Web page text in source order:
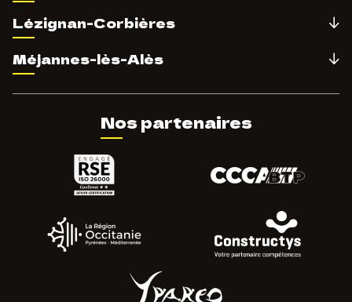
Lézignan-Corbières
Méjannes-lès-Alès
Nos partenaires